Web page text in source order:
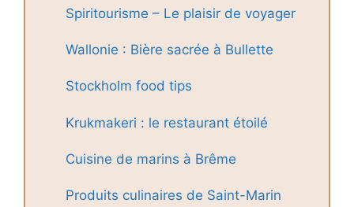
Spiritourisme – Le plaisir de voyager
Wallonie : Bière sacrée à Bullette
Stockholm food tips
Krukmakeri : le restaurant étoilé
Cuisine de marins à Brême
Produits culinaires de Saint-Marin